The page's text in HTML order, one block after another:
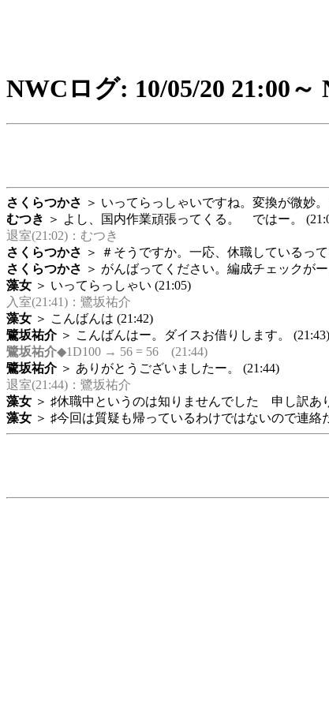
NWCログ: 10/05/20 21:00～
さくらつかさ ＞ いってらっしゃいですね。変換が微妙。
むつき ＞ よし、国内作業頑張ってくる。 ではー。
退室(21:02)：むつき
さくらつかさ ＞ ＃そうですか。一応、休職しているっ
さくらつかさ ＞ がんばってください。編成チェックがー
藻女 ＞ いってらっしゃい (21:05)
入室(21:41)：鷺坂祐介
藻女 ＞ こんばんは (21:42)
鷺坂祐介＞ こんばんはー。ダイスお借りします。 (21:43)
鷺坂祐介◆1D100 → 56 = 56 (21:44)
鷺坂祐介＞ ありがとうございましたー。 (21:44)
退室(21:44)：鷺坂祐介
藻女 ＞ ♯休職中というのは知りませんでした 申し訳
藻女 ＞ ♯今回は質疑も帰っているわけではないので連